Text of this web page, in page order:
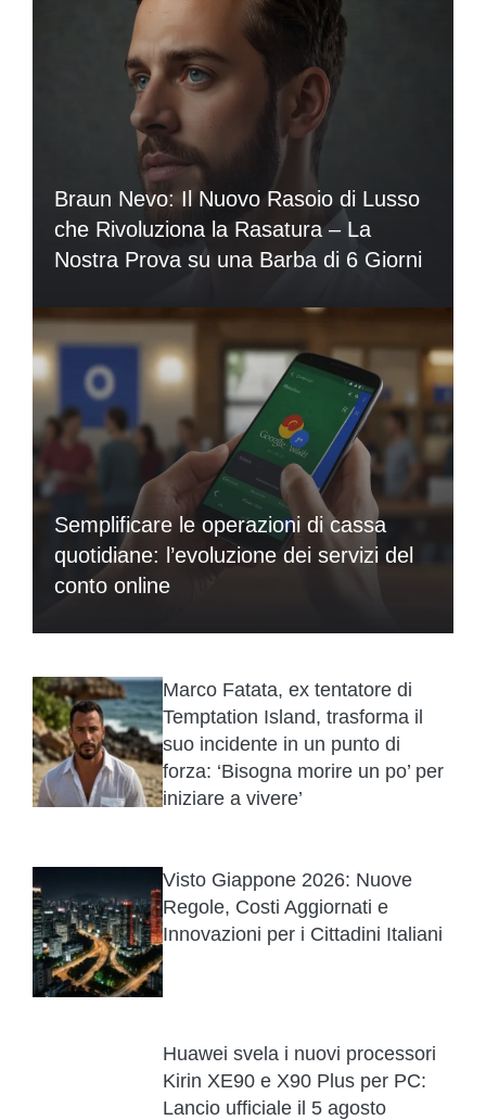
Braun Nevo: Il Nuovo Rasoio di Lusso
che Rivoluziona la Rasatura – La
Nostra Prova su una Barba di 6 Giorni
Semplificare le operazioni di cassa
quotidiane: l’evoluzione dei servizi del
conto online
Marco Fatata, ex tentatore di
Temptation Island, trasforma il
suo incidente in un punto di
forza: ‘Bisogna morire un po’ per
iniziare a vivere’
Visto Giappone 2026: Nuove
Regole, Costi Aggiornati e
Innovazioni per i Cittadini Italiani
Huawei svela i nuovi processori
Kirin XE90 e X90 Plus per PC:
Lancio ufficiale il 5 agosto